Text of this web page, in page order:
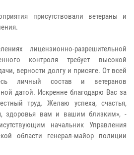
присутствовали ветераны и
лицензионно-разрешительной
контроля требует высокой
верности долгу и присяге. От всей
личный состав и ветеранов
датой. Искренне благодарю Вас за
труд. Желаю успеха, счастья,
здоровья вам и вашим близким», -
начальник Управления
области генерал-майор полиции